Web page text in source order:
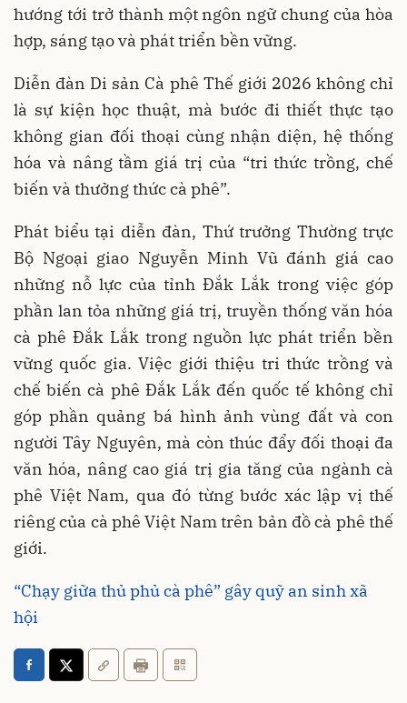
hướng tới trở thành một ngôn ngữ chung của hòa
hợp, sáng tạo và phát triển bền vững.
Diễn đàn Di sản Cà phê Thế giới 2026 không chỉ
là sự kiện học thuật, mà bước đi thiết thực tạo
không gian đối thoại cùng nhận diện, hệ thống
hóa và nâng tầm giá trị của “tri thức trồng, chế
biến và thưởng thức cà phê”.
Phát biểu tại diễn đàn, Thứ trưởng Thường trực
Bộ Ngoại giao Nguyễn Minh Vũ đánh giá cao
những nỗ lực của tỉnh Đắk Lắk trong việc góp
phần lan tỏa những giá trị, truyền thống văn hóa
cà phê Đắk Lắk trong nguồn lực phát triển bền
vững quốc gia. Việc giới thiệu tri thức trồng và
chế biến cà phê Đắk Lắk đến quốc tế không chỉ
góp phần quảng bá hình ảnh vùng đất và con
người Tây Nguyên, mà còn thúc đẩy đối thoại đa
văn hóa, nâng cao giá trị gia tăng của ngành cà
phê Việt Nam, qua đó từng bước xác lập vị thế
riêng của cà phê Việt Nam trên bản đồ cà phê thế
giới.
“Chạy giữa thủ phủ cà phê” gây quỹ an sinh xã
hội